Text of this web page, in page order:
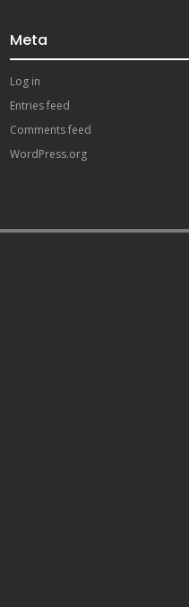
Meta
Log in
Entries feed
Comments feed
WordPress.org